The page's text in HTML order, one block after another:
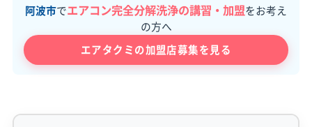
阿波市でエアコン完全分解洗浄の講習・加盟をお考え
の方へ
エアタクミの加盟店募集を見る